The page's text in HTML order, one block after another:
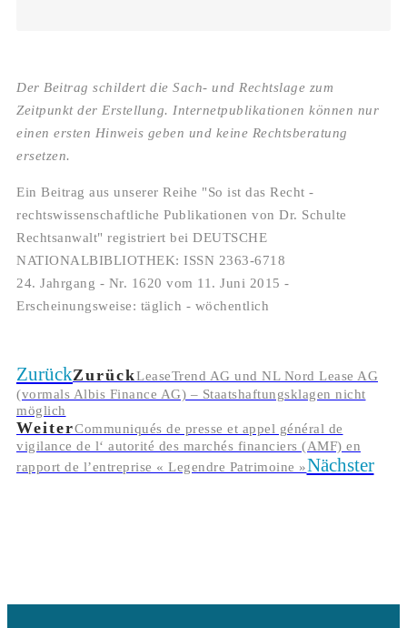
Der Beitrag schildert die Sach- und Rechtslage zum
Zeitpunkt der Erstellung. Internetpublikationen können nur
einen ersten Hinweis geben und keine Rechtsberatung
ersetzen.
Ein Beitrag aus unserer Reihe "So ist das Recht -
rechtswissenschaftliche Publikationen von Dr. Schulte
Rechtsanwalt" registriert bei DEUTSCHE
NATIONALBIBLIOTHEK: ISSN 2363-6718
24. Jahrgang - Nr. 1620 vom 11. Juni 2015 -
Erscheinungsweise: täglich - wöchentlich
ZurückZurückLeaseTrend AG und NL Nord Lease AG
(vormals Albis Finance AG) – Staatshaftungsklagen nicht
möglich
WeiterCommuniqués de presse et appel général de
vigilance de l‘ autorité des marchés financiers (AMF) en
rapport de l’entreprise « Legendre Patrimoine »Nächster